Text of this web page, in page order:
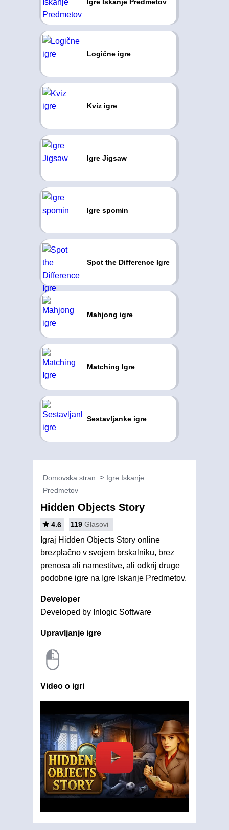
Logične igre
Kviz igre
Igre Jigsaw
Igre spomin
Spot the Difference Igre
Mahjong igre
Matching Igre
Sestavljanke igre
Domovska stran
Igre Iskanje
Predmetov
Hidden Objects Story
4.6 119 Glasovi
Igraj Hidden Objects Story online
brezplačno v svojem brskalniku, brez
prenosa ali namestitve, ali odkrij druge
podobne igre na Igre Iskanje Predmetov.
Developer
Developed by Inlogic Software
Upravljanje igre
Video o igri